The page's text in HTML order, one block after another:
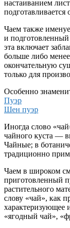
настаиванием
Чаем также
и подготовленный
эта включает
больше либо
окончательную
только для
Особенно
Пуэр
Шен пуэр
Иногда слово
чайного куста —
Чайные; в
традиционно
Чаем в широком
приготовленный
растительного
слову «чай», как
характеризующее
«ягодный чай»,